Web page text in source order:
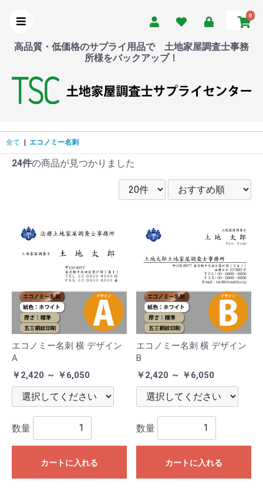
0
高品質・低価格のサプライ用品で 土地家屋調査士事務
所様をバックアップ！
全て | エコノミー名刺
24件の商品が見つかりました
エコノミー名刺 横 デザイン
A
￥2,420 ～ ￥6,050
数量
カートに入れる
エコノミー名刺 横 デザイン
B
￥2,420 ～ ￥6,050
数量
カートに入れる